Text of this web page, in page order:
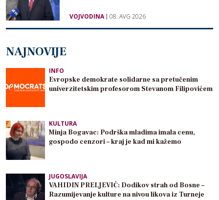
VOJVODINA 08. AVG 2026
NAJNOVIJE
INFO
Evropske demokrate solidarne sa pretučenim
univerzitetskim profesorom Stevanom Filipovićem
KULTURA
Minja Bogavac: Podrška mladima imala cenu,
gospodo cenzori – kraj je kad mi kažemo
JUGOSLAVIJA
VAHIDIN PRELJEVIĆ: Dodikov strah od Bosne –
Razumijevanje kulture na nivou likova iz Turneje